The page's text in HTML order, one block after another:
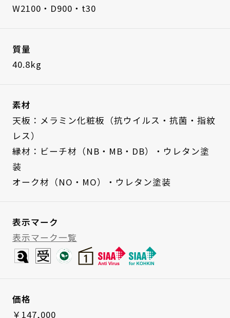
W2100・D900・t30
質量
40.8kg
素材
天板：メラミン化粧板（抗ウイルス・抗菌・指紋
レス）
縁材：ビーチ材（NB・MB・DB）・ウレタン塗
装
オーク材（NO・MO）・ウレタン塗装
表示マーク
表示マーク一覧
価格
￥147,000